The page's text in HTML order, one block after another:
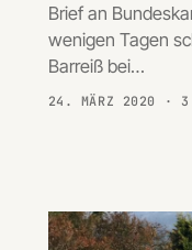
Brief an
wenigen Tagen
Barreiß bei…
24. MÄRZ 2020 ·